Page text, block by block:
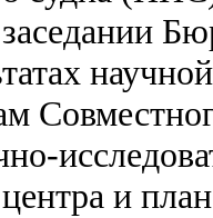
центра и